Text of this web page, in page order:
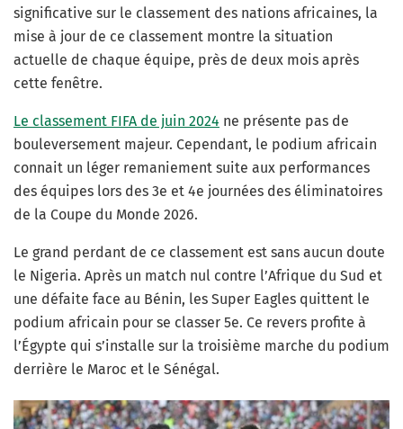
significative sur le classement des nations africaines, la
mise à jour de ce classement montre la situation
actuelle de chaque équipe, près de deux mois après
cette fenêtre.
Le classement FIFA de juin 2024 ne présente pas de
bouleversement majeur. Cependant, le podium africain
connait un léger remaniement suite aux performances
des équipes lors des 3e et 4e journées des éliminatoires
de la Coupe du Monde 2026.
Le grand perdant de ce classement est sans aucun doute
le Nigeria. Après un match nul contre l’Afrique du Sud et
une défaite face au Bénin, les Super Eagles quittent le
podium africain pour se classer 5e. Ce revers profite à
l’Égypte qui s’installe sur la troisième marche du podium
derrière le Maroc et le Sénégal.